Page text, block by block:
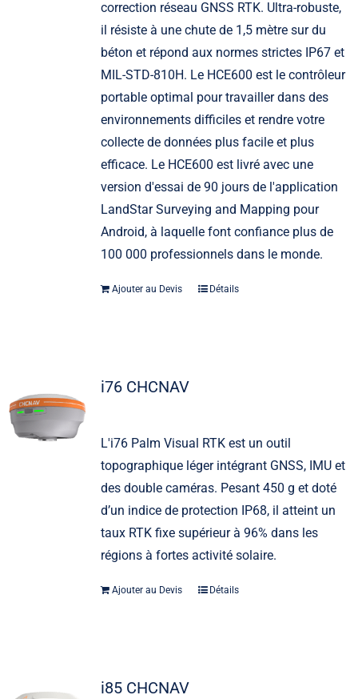
correction réseau GNSS RTK. Ultra-robuste,
il résiste à une chute de 1,5 mètre sur du
béton et répond aux normes strictes IP67 et
MIL-STD-810H. Le HCE600 est le contrôleur
portable optimal pour travailler dans des
environnements difficiles et rendre votre
collecte de données plus facile et plus
efficace. Le HCE600 est livré avec une
version d'essai de 90 jours de l'application
LandStar Surveying and Mapping pour
Android, à laquelle font confiance plus de
100 000 professionnels dans le monde.
Ajouter au Devis Détails
i76 CHCNAV
L'i76 Palm Visual RTK est un outil
topographique léger intégrant GNSS, IMU et
des double caméras. Pesant 450 g et doté
d’un indice de protection IP68, il atteint un
taux RTK fixe supérieur à 96% dans les
régions à fortes activité solaire.
Ajouter au Devis Détails
i85 CHCNAV